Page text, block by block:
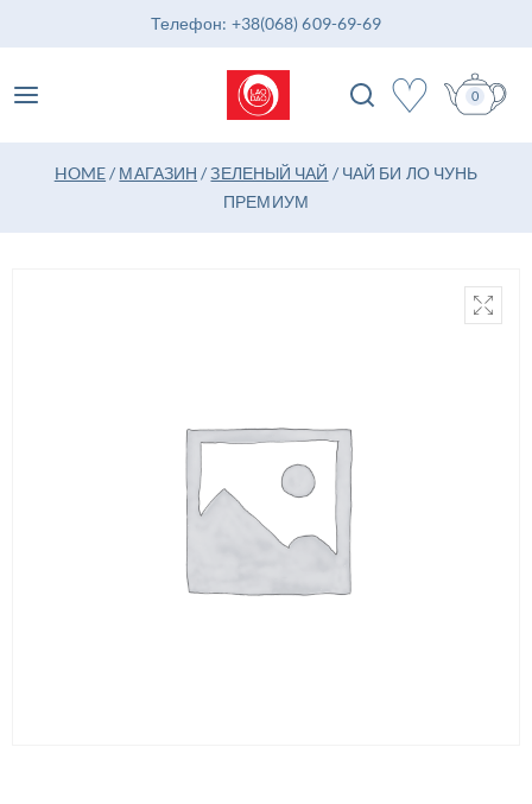
Телефон: +38(068) 609-69-69
♡ 0
HOME/ МАГАЗИН / ЗЕЛЕНЫЙ ЧАЙ / ЧАЙ БИ ЛО ЧУНЬ
ПРЕМИУМ